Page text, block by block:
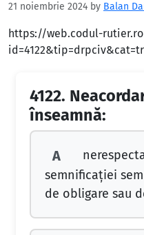
21 noiembrie 2024 by Balan
https://web.codul-
id=4122&tip=drpciv&cat=tr
4122.
înseamnă:
A
semnificației
de obligare sau